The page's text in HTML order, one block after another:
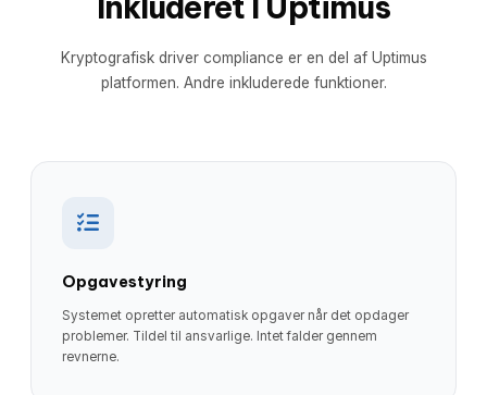
Kryptografisk driver compliance er en del af Uptimus
platformen. Andre inkluderede funktioner.
Opgavestyring
Systemet opretter automatisk opgaver når det opdager
problemer. Tildel til ansvarlige. Intet falder gennem
revnerne.